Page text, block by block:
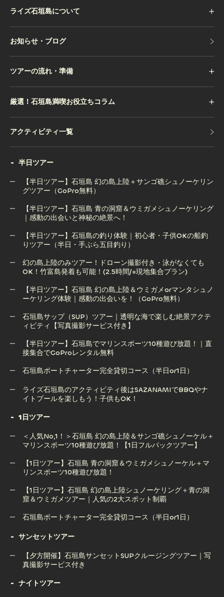
ライズ石垣島について
お知らせ・ブログ
ツアーの流れ・準備
厳選！石垣島満喫お役立ちコラム
アクティビティ一覧
半日ツアー
【半日ツアー】石垣島 幻の島上陸＋サンゴ礁シュノーケリン
グツアー（GoPro無料）
【半日ツアー】石垣島 幻の島上陸＋サンゴ礁シュノーケリン
グツアー（GoPro無料）
【半日ツアー】石垣島 青の洞窟＆ウミガメシュノーケリング
｜感動の出会いと神秘の絶景へ！
【半日ツアー】石垣島 青の洞窟＆ウミガメシュノーケリング
【半日ツアー】石垣島の釣り体験｜初心者・子供OKの船釣
りツアー（半日・手ぶら五目釣り）
【半日ツアー】石垣島の釣り体験｜初心者・子供OKの船釣
幻の島上陸のみツアー！ドローン撮影付き・泳がなくても
OK！竹富島発着も可能！(2.5時間/※現地集合プラン)
幻の島上陸のみツアー！ドローン撮影付き・泳がなくても
【半日ツアー】石垣島 幻の島上陸＆ウミガメorマンタシュノ
ーケリング体験｜感動の出会いを！（GoPro無料）
【半日ツアー】石垣島 幻の島上陸＆ウミガメorマンタシュノ
石垣島サップ（SUP）ツアー｜透明な海で楽しむ絶景アクテ
ィビティ【写真撮影サービス付き】
石垣島サップ（SUP）ツアー｜透明な海で楽しむ絶景アクテ
【半日ツアー】石垣島でマリンスポーツ10種遊び放題！｜直
接集合でGoProレンタル無料
接集合でGoProレンタル無料
石垣島ボートチャーター完全貸切コース（半日or1日）
石垣島ボートチャーター完全貸切コース（半日or1日）
ライズ石垣島のアクティビティ後はSAZANAMIでBBQやナ
イトプールを楽しもう！子供もOK！
イトプールを楽しもう！子供もOK！
1日ツアー
＜人気No,1！＞石垣島 幻の島上陸＆サンゴ礁シュノーケル＋
マリンスポーツ10種遊び放題！【1日フルパックツアー】
＜人気No,1！＞石垣島 幻の島上陸＆サンゴ礁シュノーケル＋
【1日ツアー】石垣島 青の洞窟＆ウミガメシュノーケル＋マ
リンスポーツ10種遊び放題！
【1日ツアー】石垣島 青の洞窟＆ウミガメシュノーケル＋マ
【1日ツアー】石垣島 幻の島上陸シュノーケリング＋青の洞
窟＆ウミガメツアー｜人気の2大スポット制覇
窟＆ウミガメツアー｜人気の2大スポット制覇
石垣島ボートチャーター完全貸切コース（半日or1日）
石垣島ボートチャーター完全貸切コース（半日or1日）
サンセットツアー
【夕方開催】石垣島サンセットSUPクルージングツアー｜写
真撮影サービス付き
【夕方開催】石垣島サンセットSUPクルージングツアー｜写
ナイトツアー